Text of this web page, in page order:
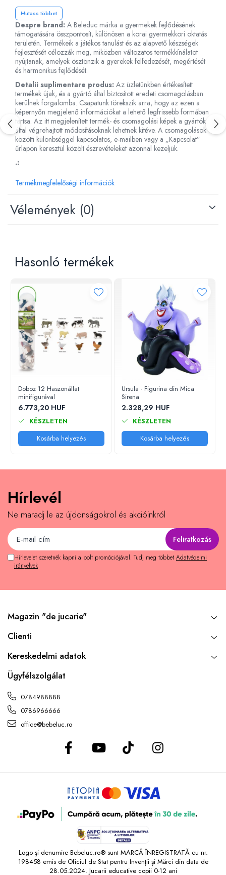
Fogzási játékok
Érzékelést fejlesztő játékok
Motoros játékok babáknak
Babamatracok
Válogató játékok
Zenélő játékok babáknak
Baba kirakósok
Ajánlott életkor: 6 év+ - Ez a rész új, és a gyártó által biztosított
eredeti csomagolásban kerül forgalomba. A rendelkezésre álló
képek tájékoztató jellegűek és informatívak. A termékképek
színárnyalata, tónusa és intenzitása attól függően változhat, hogy
melyik képernyőről tekintik meg az online áruházat.
Mutass többet
Despre brand: A Beleduc márka a gyermekek fejlődésének
támogatására összpontosít, különösen a korai gyermekkori oktatás
területén. Termékeik a játékos tanulást és az alapvető készségek
fejlesztését célozzák meg, miközben változatos termékkínálatot
nyújtanak, amelyek ösztönzik a gyerekek felfedezését, megértését
és harmonikus fejlődését.
Detalii suplimentare produs: Az üzletünkben értékesített
termékek újak, és a gyártó által biztosított eredeti csomagolásban
kerülnek forgalomba. Csapatunk törekszik arra, hogy az ezen a
képernyőn megjelenő információkat a lehető legfrissebb formában
tartsa. Az itt megjelenített termék- és csomagolási képek a gyártók
által végrehajtott módosításoknak lehetnek kitéve. A csomagolások
közötti különbséggel kapcsolatos, e-mailben vagy a „Kapcsolat”
űrlapon keresztül közölt észrevételeket azonnal kezeljük.
.:
Termékmegfelelőségi információk
Vélemények (0)
Hasonló termékek
Doboz 12 Haszonállat
minifigurával
6.773,20 HUF
KÉSZLETEN
Kosárba helyezés
Ursula - Figurina din Mica
Sirena
2.328,29 HUF
KÉSZLETEN
Kosárba helyezés
Hírlevél
Ne maradj le az újdonságokrol és akcióinkról
Hírlevelet szeretnék kapni a bolt promóciójával. Tudj meg többet Adatvédelmi
irányelvek
Magazin "de jucarie"
Clienti
Kereskedelmi adatok
Ügyfélszolgálat
0784988888
0786966666
office@bebeluc.ro
Logo și denumire Bebeluc.ro® sunt MARCĂ ÎNREGISTRATĂ cu nr.
198458 emis de Oficiul de Stat pentru Invenții și Mărci din data de
28.05.2024. Jucarii educative copii 0-12 ani